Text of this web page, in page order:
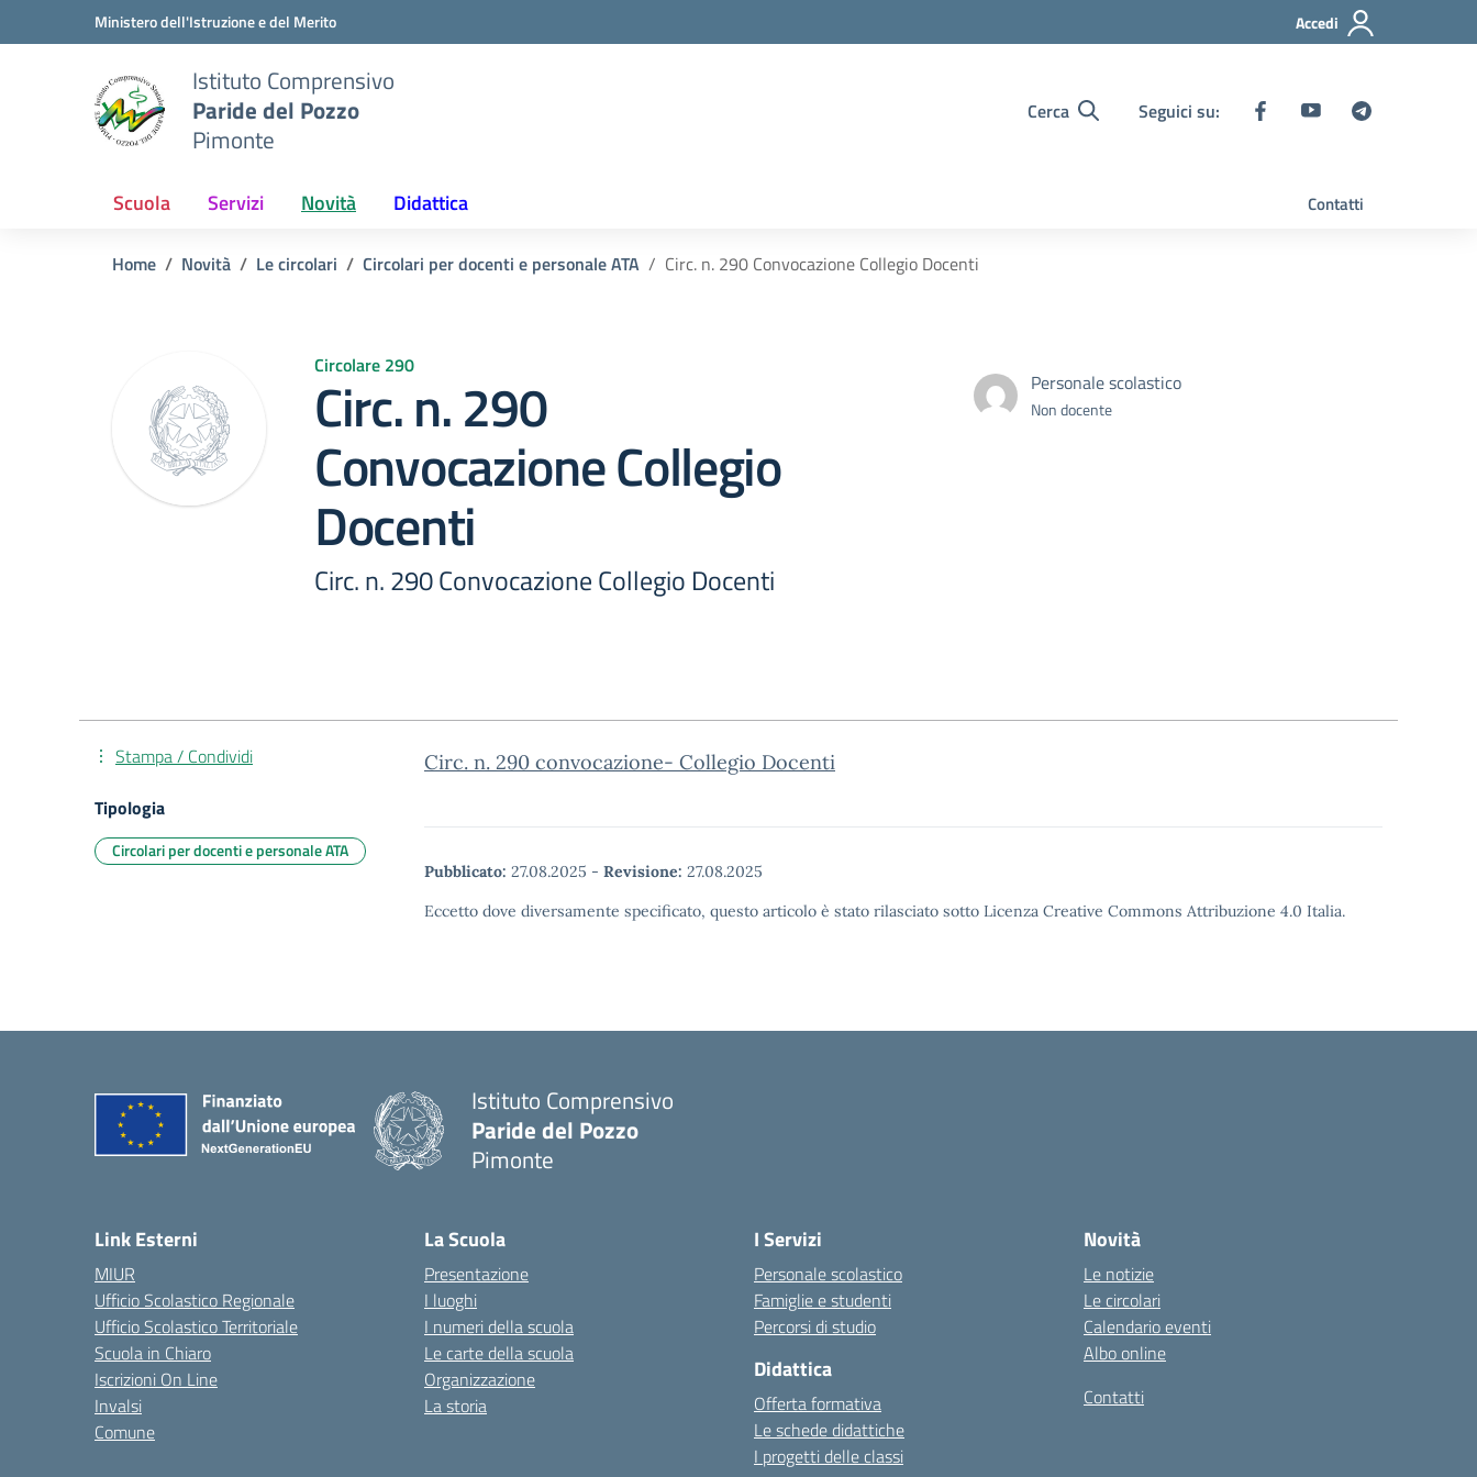
Vai ai contenuti
Vai al menu di navigazioneMinistero dell'Istruzione e del Merito Accedi
Istituto Comprensivo
Paride del Pozzo
Pimonte
Cerca Seguici su:
Scuola Servizi Novità Didattica Contatti
Home Novità Le circolari Circolari per docenti e personale ATA Circ. n. 290 Convocazione Collegio Docenti
Circolare 290
Circ. n. 290
Convocazione Collegio
Docenti
Circ. n. 290 Convocazione Collegio Docenti
Personale scolastico
Non docente
Circ. n. 290 convocazione- Collegio Docenti
Pubblicato: 27.08.2025 - Revisione: 27.08.2025
Eccetto dove diversamente specificato, questo articolo è stato rilasciato sotto Licenza Creative Commons Attribuzione 4.0 Italia.
Stampa / Condividi
Tipologia
Circolari per docenti e personale ATA
Istituto Comprensivo
Paride del Pozzo
Pimonte
Link Esterni
MIUR
Ufficio Scolastico Regionale
Ufficio Scolastico Territoriale
Scuola in Chiaro
Iscrizioni On Line
Invalsi
Comune
La Scuola
Presentazione
I luoghi
I numeri della scuola
Le carte della scuola
Organizzazione
La storia
I Servizi
Personale scolastico
Famiglie e studenti
Percorsi di studio
Didattica
Offerta formativa
Le schede didattiche
I progetti delle classi
Novità
Le notizie
Le circolari
Calendario eventi
Albo online
Contatti